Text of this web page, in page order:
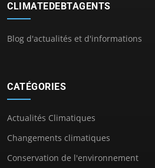
CLIMATEDEBTAGENTS
Blog d'actualités et d'informations
CATÉGORIES
Actualités Climatiques
Changements climatiques
Conservation de l'environnement